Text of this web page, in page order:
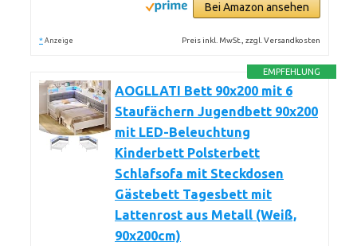
Bei Amazon ansehen
* Anzeige Preis inkl. MwSt., zzgl. Versandkosten
EMPFEHLUNG
AOGLLATI Bett 90x200 mit 6
Staufächern Jugendbett 90x200
mit LED-Beleuchtung
Kinderbett Polsterbett
Schlafsofa mit Steckdosen
Gästebett Tagesbett mit
Lattenrost aus Metall (Weiß,
90x200cm)